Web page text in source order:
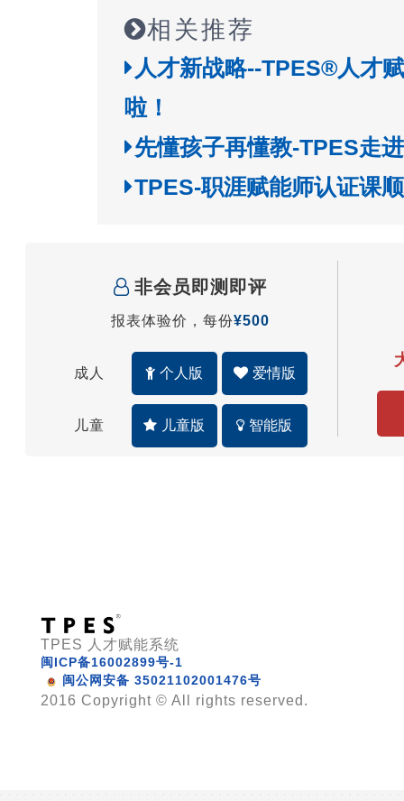
相关推荐
人才新战略--TPES®人才
啦！
先懂孩子再懂教-TPES走
TPES-职涯赋能师认证课
非会员即测即评
报表体验价，每份¥500
成人 个人版 爱情版
儿童 儿童版 智能版
TPES 人才赋能系统
闽ICP备16002899号-1
闽公网安备 35021102001476号
2016 Copyright © All rights reserved.